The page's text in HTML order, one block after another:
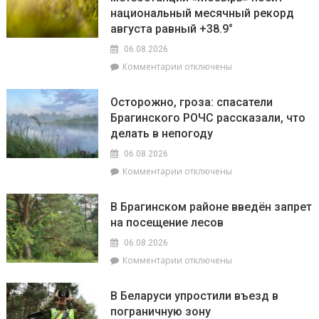
августа
в
готовность
торговых
началу
национальный месячный рекорд
августа равный +38.9°
06.08.2026
Комментарии к
ставит
рекорды.
На
побит
месячный
рекорд
августа
отключены
Осторожно, гроза: спасатели
Брагинского РОЧС рассказали, что
делать в непогоду
06.08.2026
Комментарии к
гроза:
спасатели
рассказали,
делать
отключены
В Брагинском районе введён запрет
на посещение лесов
06.08.2026
Комментарии к
Брагинском
районе
отключены
В Беларуси упростили въезд в
пограничную зону